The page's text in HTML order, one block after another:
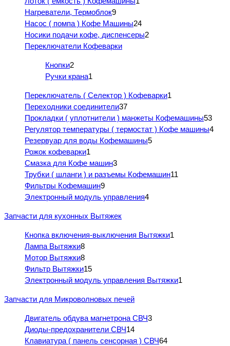
Нагреватели, Термоблок9
Насос ( помпа ) Кофе Машины24
Носики подачи кофе, диспенсеры2
Переключатели Кофеварки
Кнопки2
Ручки крана1
Переключатель ( Селектор ) Кофеварки1
Переходники соединители37
Прокладки ( уплотнители ) манжеты Кофемашины53
Регулятор температуры ( термостат ) Кофе машины4
Резервуар для воды Кофемашины5
Рожок кофеварки1
Смазка для Кофе машин3
Трубки ( шланги ) и разъемы Кофемашин11
Фильтры Кофемашин9
Электронный модуль управления4
Запчасти для кухонных Вытяжек
Кнопка включения-выключения Вытяжки1
Лампа Вытяжки8
Мотор Вытяжки8
Фильтр Вытяжки15
Электронный модуль управления Вытяжки1
Запчасти для Микроволновых печей
Двигатель обдува магнетрона СВЧ3
Диоды-предохранители СВЧ14
Клавиатура ( панель сенсорная ) СВЧ64